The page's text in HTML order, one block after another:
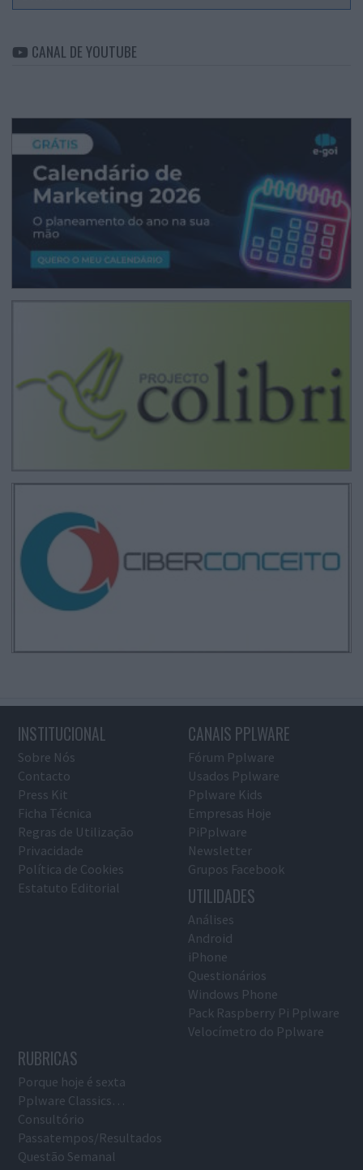
CANAL DE YOUTUBE
INSTITUCIONAL
Sobre Nós
Contacto
Press Kit
Ficha Técnica
Regras de Utilização
Privacidade
Política de Cookies
Estatuto Editorial
CANAIS PPLWARE
Fórum Pplware
Usados Pplware
Pplware Kids
Empresas Hoje
PiPplware
Newsletter
Grupos Facebook
UTILIDADES
Análises
Android
iPhone
Questionários
Windows Phone
Pack Raspberry Pi Pplware
Velocímetro do Pplware
RUBRICAS
Porque hoje é sexta
Pplware Classics…
Consultório
Passatempos/Resultados
Questão Semanal